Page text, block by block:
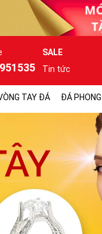
SALE
Tin tức
TAY ĐÁ ĐÁ